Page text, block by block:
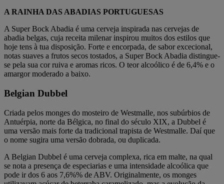
A RAINHA DAS ABADIAS PORTUGUESAS
A Super Bock Abadia é uma cerveja inspirada nas cervejas de
abadia belgas, cuja receita milenar inspirou muitos dos estilos que
hoje tens à tua disposição. Forte e encorpada, de sabor excecional,
notas suaves a frutos secos tostados, a Super Bock Abadia distingue-
se pela sua cor ruiva e aromas ricos. O teor alcoólico é de 6,4% e o
amargor moderado a baixo.
Belgian Dubbel
Criada pelos monges do mosteiro de Westmalle, nos subúrbios de
Antuérpia, norte da Bélgica, no final do século XIX, a Dubbel é
uma versão mais forte da tradicional trapista de Westmalle. Daí que
o nome sugira uma versão dobrada, ou duplicada.
A Belgian Dubbel é uma cerveja complexa, rica em malte, na qual
se nota a presença de especiarias e uma intensidade alcoólica que
pode ir dos 6 aos 7,6%% de ABV. Originalmente, os monges